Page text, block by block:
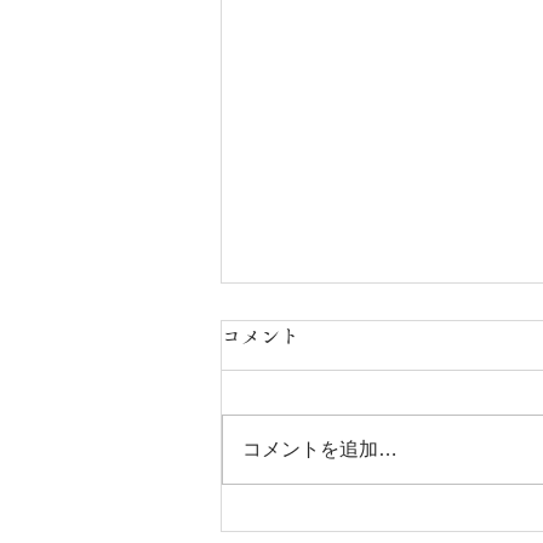
旨辛！やみつきグルメ大集
コメント
コメントを追加…